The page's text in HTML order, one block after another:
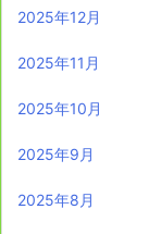
2025年12月
2025年11月
2025年10月
2025年9月
2025年8月